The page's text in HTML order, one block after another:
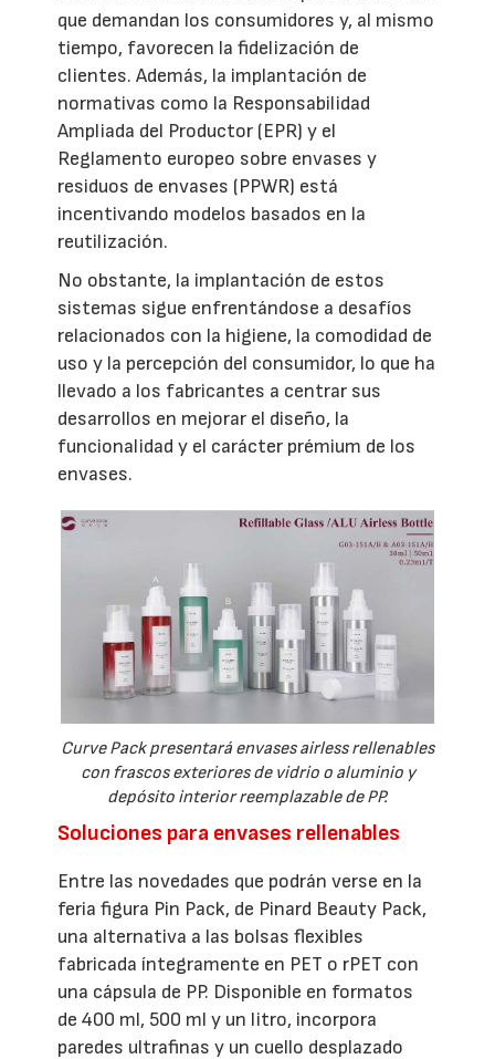
que demandan los consumidores y, al mismo
tiempo, favorecen la fidelización de
clientes. Además, la implantación de
normativas como la Responsabilidad
Ampliada del Productor (EPR) y el
Reglamento europeo sobre envases y
residuos de envases (PPWR) está
incentivando modelos basados en la
reutilización.
No obstante, la implantación de estos
sistemas sigue enfrentándose a desafíos
relacionados con la higiene, la comodidad de
uso y la percepción del consumidor, lo que ha
llevado a los fabricantes a centrar sus
desarrollos en mejorar el diseño, la
funcionalidad y el carácter prémium de los
envases.
Curve Pack presentará envases airless rellenables
con frascos exteriores de vidrio o aluminio y
depósito interior reemplazable de PP.
Soluciones para envases rellenables
Entre las novedades que podrán verse en la
feria figura Pin Pack, de Pinard Beauty Pack,
una alternativa a las bolsas flexibles
fabricada íntegramente en PET o rPET con
una cápsula de PP. Disponible en formatos
de 400 ml, 500 ml y un litro, incorpora
paredes ultrafinas y un cuello desplazado